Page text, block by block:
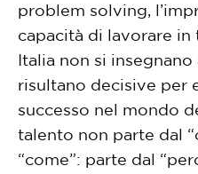
problem solving,
capacità di lavorare
Italia non si insegnano
risultano decisive per
successo nel mondo
talento non parte dal
“come”: parte dal